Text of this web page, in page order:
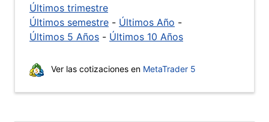
Últimos trimestre
Últimos semestre - Últimos Año -
Últimos 5 Años - Últimos 10 Años
Ver las cotizaciones en MetaTrader 5